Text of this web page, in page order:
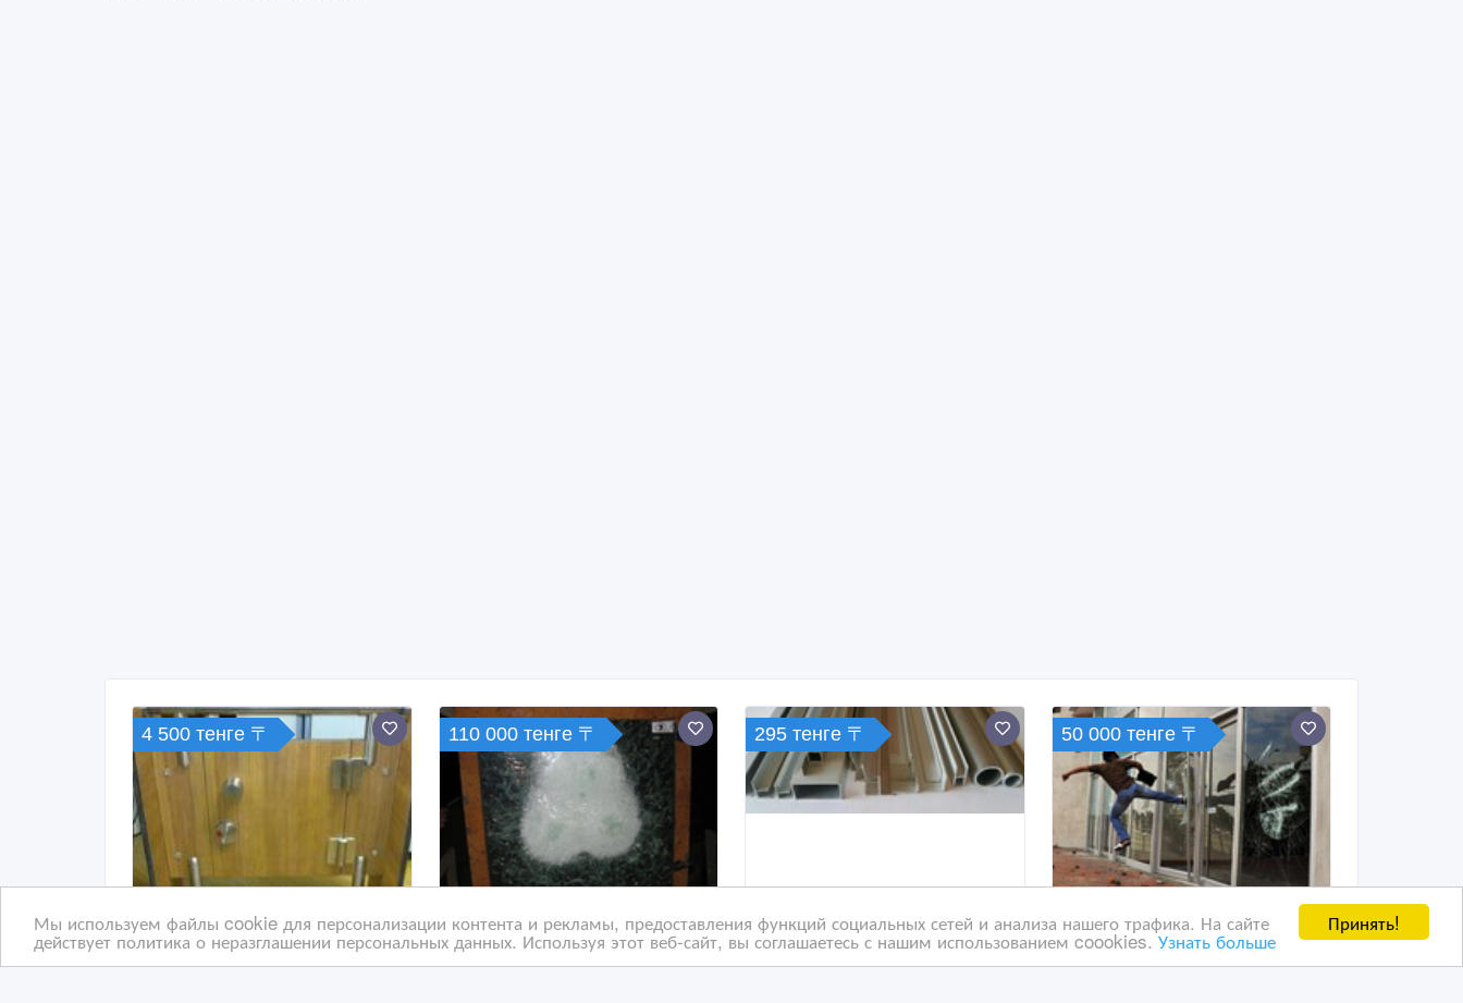
Принять!
Мы используем файлы cookie для персонализации контента и рекламы, предоставления функций социальных сетей и анализа нашего трафика. На сайте
действует политика о неразглашении персональных данных. Используя этот веб-сайт, вы соглашаетесь с нашим использованием coookies.Узнать больше
4 500 тенге 〒 110 000 тенге 〒 295 тенге 〒 50 000 тенге 〒